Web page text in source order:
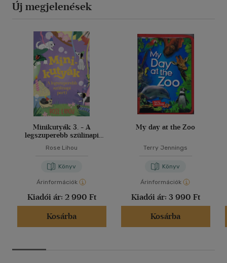
Új megjelenések
Minikutyák 3. - A
legszuperebb szülinapi
Rose Lihou
Könyv
Árinformációk
Kiadói ár: 2 990 Ft
Kosárba
My day at the Zoo
Terry Jennings
Könyv
Árinformációk
Kiadói ár: 3 990 Ft
Kosárba